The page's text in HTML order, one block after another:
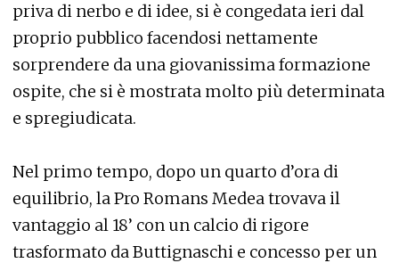
priva di nerbo e di idee, si è congedata ieri dal
proprio pubblico facendosi nettamente
sorprendere da una giovanissima formazione
ospite, che si è mostrata molto più determinata
e spregiudicata.
Nel primo tempo, dopo un quarto d’ora di
equilibrio, la Pro Romans Medea trovava il
vantaggio al 18’ con un calcio di rigore
trasformato da Buttignaschi e concesso per un